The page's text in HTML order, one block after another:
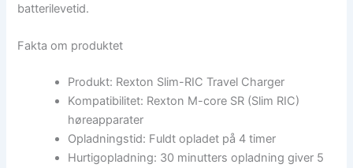
batterilevetid.
Fakta om produktet
Produkt: Rexton Slim-RIC Travel Charger
Kompatibilitet: Rexton M-core SR (Slim RIC)
høreapparater
Opladningstid: Fuldt opladet på 4 timer
Hurtigopladning: 30 minutters opladning giver 5